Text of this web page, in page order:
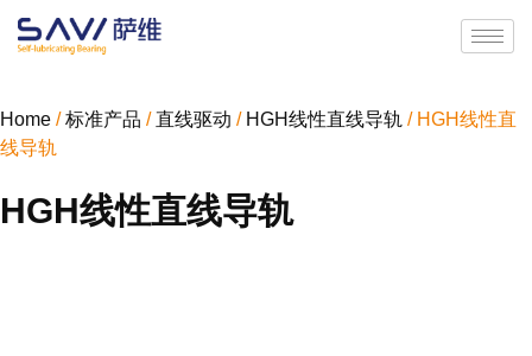
Home /标准产品 /直线驱动 / HGH线性直线导轨 / HGH线性直
线导轨
HGH线性直线导轨